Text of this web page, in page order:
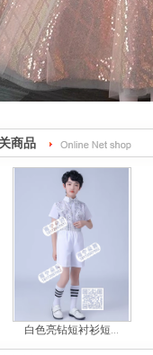
商品
白色亮钻短衬衫短...